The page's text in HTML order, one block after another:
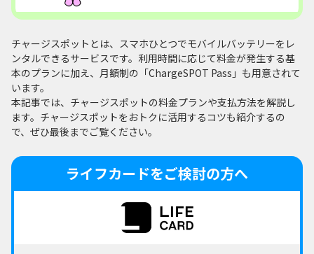
チャージスポットとは、スマホひとつでモバイルバッテリーをレ
ンタルできるサービスです。利用時間に応じて料金が発生する基
本のプランに加え、月額制の「ChargeSPOT Pass」も用意されて
います。
本記事では、チャージスポットの料金プランや支払方法を解説し
ます。チャージスポットをおトクに活用するコツも紹介するの
で、ぜひ最後までご覧ください。
ライフカードをご検討の方へ